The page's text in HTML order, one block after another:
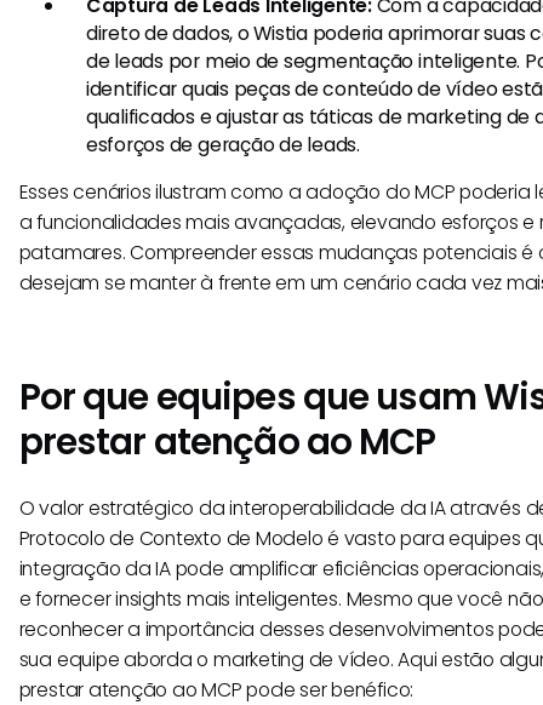
direto de dados, o Wistia poderia aprimorar suas
de leads por meio de segmentação inteligente.
identificar quais peças de conteúdo de vídeo
qualificados e ajustar as táticas de marketing de
esforços de geração de leads.
Esses cenários ilustram como a adoção do MCP poderia
a funcionalidades mais avançadas, elevando esforços e
patamares. Compreender essas mudanças potenciais
desejam se manter à frente em um cenário cada vez
Por que equipes que usam
prestar atenção ao MCP
O valor estratégico da interoperabilidade da IA através
Protocolo de Contexto de Modelo é vasto para equipes
integração da IA pode amplificar eficiências
e fornecer insights mais inteligentes. Mesmo que você
reconhecer a importância desses desenvolvimentos
sua equipe aborda o marketing de vídeo. Aqui estão
prestar atenção ao MCP pode ser benéfico: